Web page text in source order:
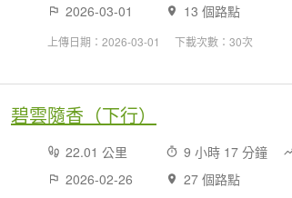
2026-03-01
13 個路點
上傳日期：2026-03-01 下載次數：30次
碧雲隨香（下行）
22.01 公里 9 小時 17 分鐘
2026-02-26
27 個路點